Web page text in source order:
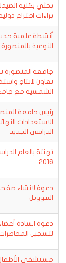
بحثي بكلية
براءات اختراع دولية
أنشطة علمية
النوعية بالمنصورة
جامعة المنصورة
تعاون لانتاج
الشمسية مع
رئيس جامعة
الاستعدادات
الدراسى الجديد
2016
دعوة لانشاء
الموودل
دعوة السادة
لتسجيل المحاضرات
مستشفى الأطفال